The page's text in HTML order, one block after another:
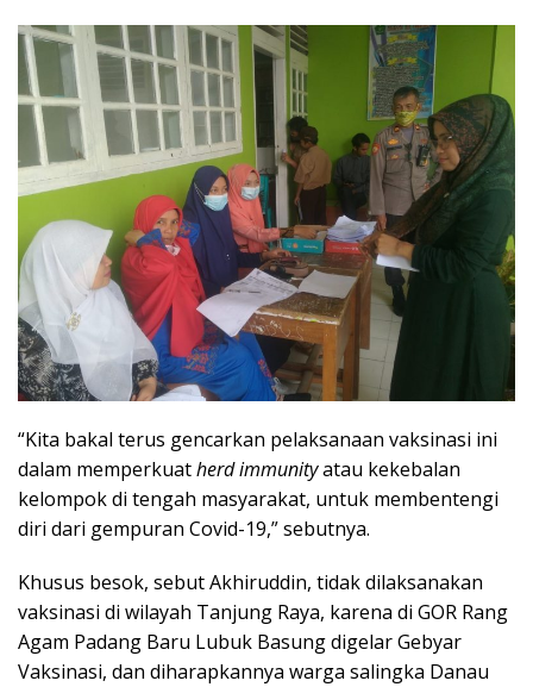
“Kita bakal terus gencarkan pelaksanaan vaksinasi ini
dalam memperkuatherd immunityatau kekebalan
kelompok di tengah masyarakat, untuk membentengi
diri dari gempuran Covid-19,” sebutnya.
Khusus besok, sebut Akhiruddin, tidak dilaksanakan
vaksinasi di wilayah Tanjung Raya, karena di GOR Rang
Agam Padang Baru Lubuk Basung digelar Gebyar
Vaksinasi, dan diharapkannya warga salingka Danau